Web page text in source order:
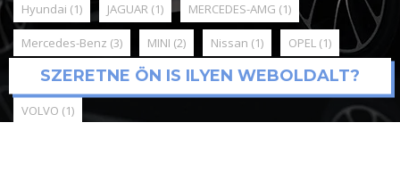
SZERETNE ÖN IS ILYEN WEBOLDALT?
Hyundai (1) JAGUAR (1) MERCEDES-AMG (1)
Mercedes-Benz (3) MINI (2) Nissan (1) OPEL (1)
RENAULT(1) SKODA (3) Toyota(3) Volkswagen (3)
VOLVO (1)